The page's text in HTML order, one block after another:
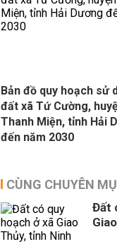
Bản đồ quy hoạch sử
đất xã Tứ Cường,
Thanh Miện, tỉnh Hải
đến năm 2030
CÙNG CHUYÊN
Đất